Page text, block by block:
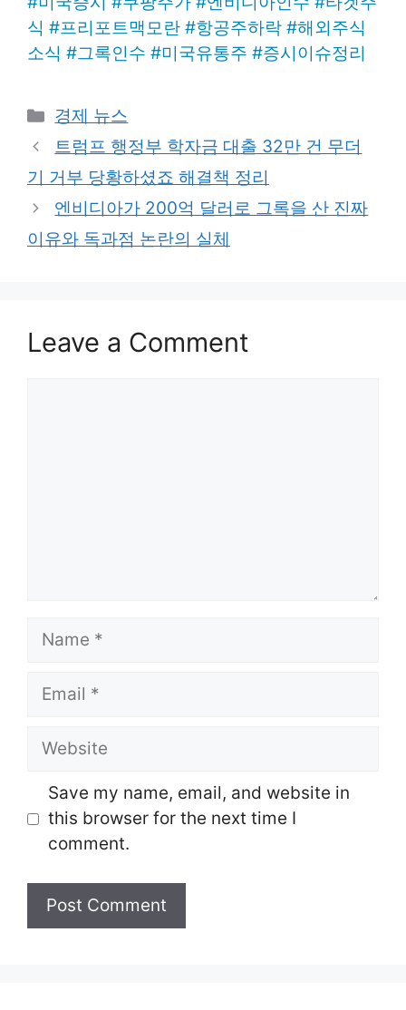
식 #프리포트맥모란 #항공주하락 #해외주식
소식 #그록인수 #미국유통주 #증시이슈정리
Categories
경제 뉴스
트럼프 행정부 학자금 대출 32만 건 무더
기 거부 당황하셨죠 해결책 정리
엔비디아가 200억 달러로 그록을 산 진짜
이유와 독과점 논란의 실체
Leave a Comment
Name
Email
Website
Save my name, email, and website in
this browser for the next time I
comment.